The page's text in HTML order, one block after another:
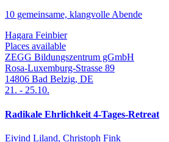
10 gemeinsame, klangvolle Abende
Hagara Feinbier
Places available
ZEGG Bildungszentrum gGmbH
Rosa-Luxemburg-Strasse 89
14806 Bad Belzig, DE
21. - 25.10.
Radikale Ehrlichkeit 4-Tages-Retreat
Eivind Liland, Christoph Fink